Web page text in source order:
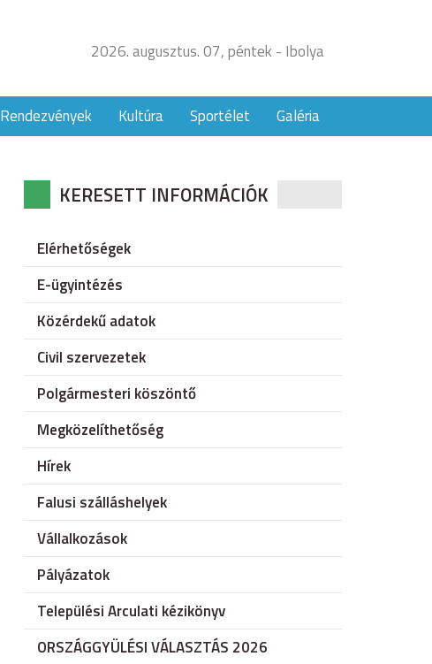
2026. augusztus. 07, péntek - Ibolya
Rendezvények Kultúra Sportélet Galéria
KERESETT INFORMÁCIÓK
Elérhetőségek
E-ügyintézés
Közérdekű adatok
Civil szervezetek
Polgármesteri köszöntő
Megközelíthetőség
Hírek
Falusi szálláshelyek
Vállalkozások
Pályázatok
Települési Arculati kézikönyv
ORSZÁGGYÜLÉSI VÁLASZTÁS 2026